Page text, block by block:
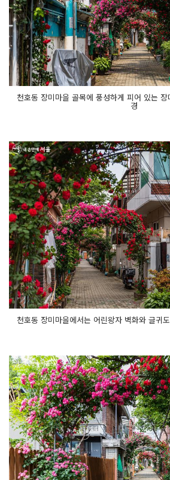
천호동 장미마을 골목에 풍성하게 피어 있는
경
천호동 장미마을에서는 어린왕자 벽화와 글귀